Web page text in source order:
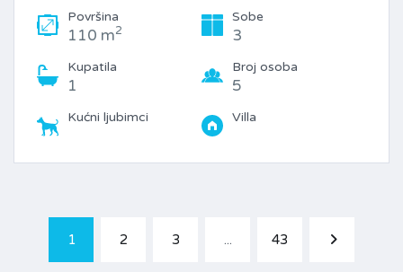
Površina
110 m2
Sobe
3
Kupatila
1
Broj osoba
5
Kućni ljubimci Villa
1 2 3 ... 43